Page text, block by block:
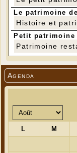
Agenda
Participation
Pour toute
Multi-
Le patrimoine
Histoire et
Petit
Patrimoine